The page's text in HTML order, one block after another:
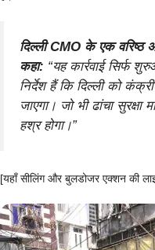
दिल्ली CMO के एक वरिष्ठ
कहा: “यह कार्रवाई सिर्फ
निर्देश हैं कि दिल्ली को
जाएगा। जो भी ढांचा
हश्र होगा।”
[यहाँ सीलिंग और बुलडोजर एक्शन की